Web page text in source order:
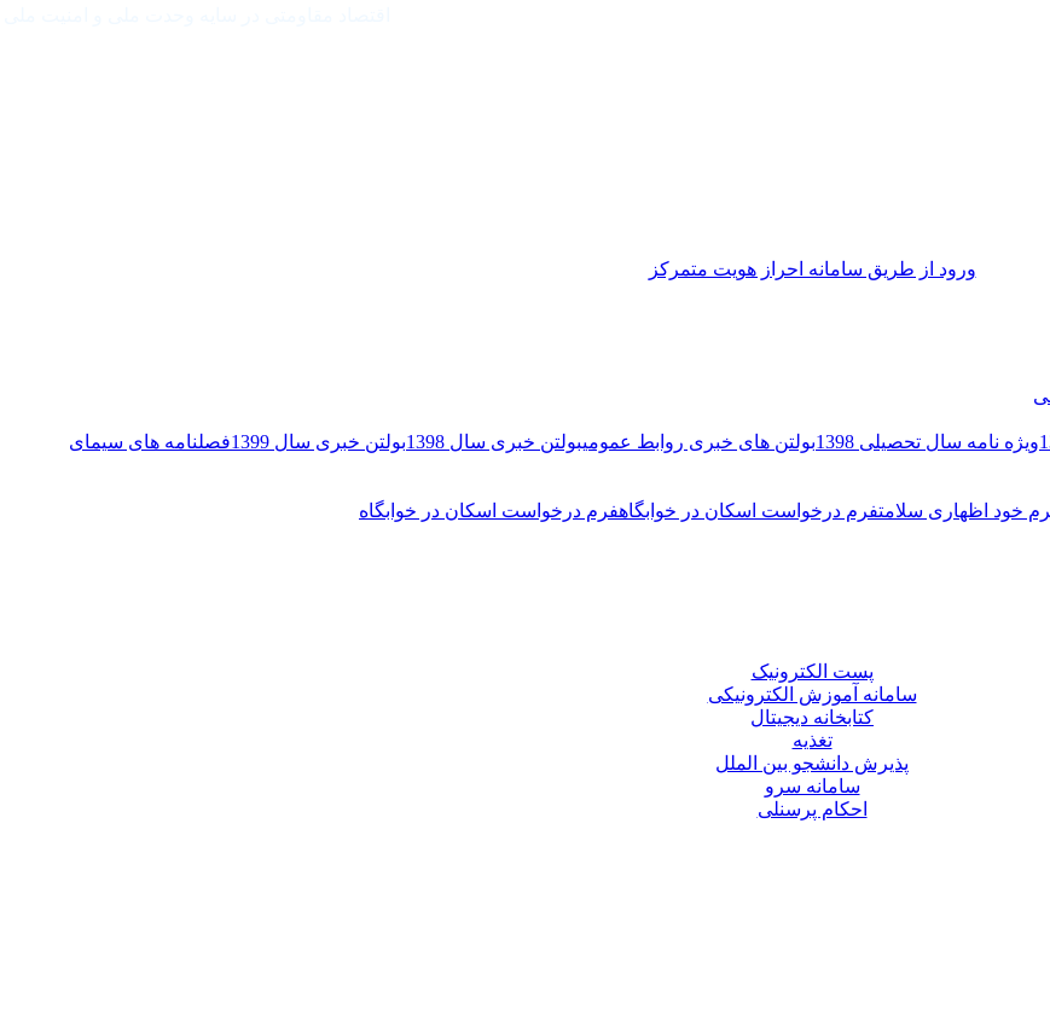
ورود از طريق سامانه احراز هويت متمركز
ویژه نامه سال تحصیلی 1398 بولتن های خبری روابط عمومیبولتن خبری سال 1398 بولتن خبری سال 1399
فصلنامه های سیمای
خود اظهاری سلامتفرم درخواست اسکان در خوابگاهفرم درخواست اسکان در خوابگاه
پست الکترونیک
سامانه آموزش الکترونیکی
کتابخانه دیجیتال
تغذیه
پذیرش دانشجو بین الملل
سامانه سرو
احکام پرسنلی